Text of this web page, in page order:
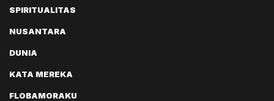
SPIRITUALITAS
NUSANTARA
DUNIA
KATA MEREKA
FLOBAMORAKU